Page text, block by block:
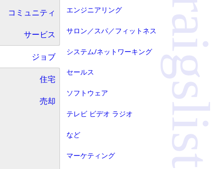
コミュニティ
サービス
ジョブ
住宅
売却
エンジニアリング
サロン／スパ／フィットネス
システム/ネットワーキング
セールス
ソフトウェア
テレビ ビデオ ラジオ
など
マーケティング craigslist